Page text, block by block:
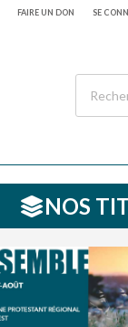
FAIRE UN DON SE
NOS